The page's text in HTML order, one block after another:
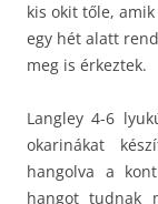
kis okit tőle,
egy hét alatt
meg is érkeztek.
Langley 4-6
okarinákat
hangolva a
hangot tudnak